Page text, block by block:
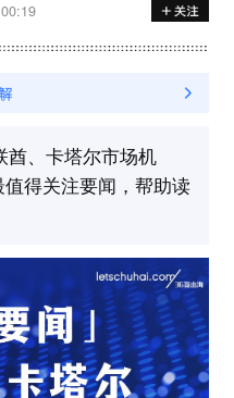
、卡塔尔市场机
得关注要闻，帮助读